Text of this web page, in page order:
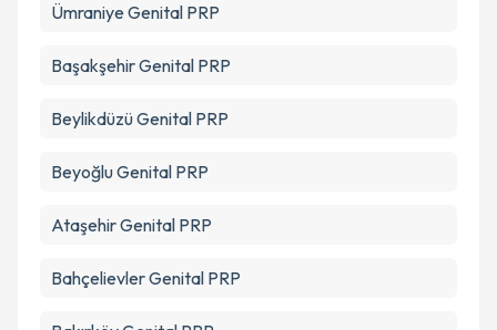
Ümraniye Genital PRP
BaşakşehirGenital PRP
BeylikdüzüGenital PRP
BeyoğluGenital PRP
AtaşehirGenital PRP
BahçelievlerGenital PRP